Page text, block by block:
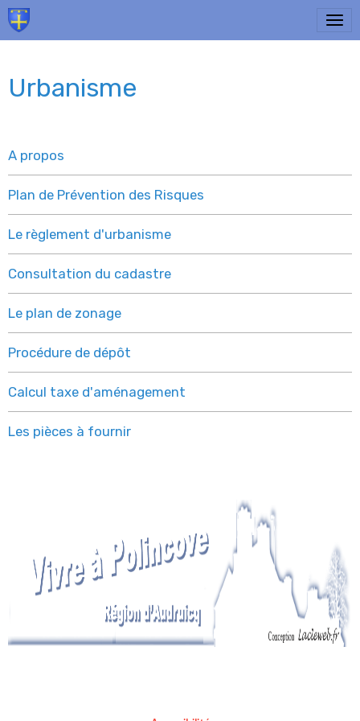
Urbanisme
A propos
Plan de Prévention des Risques
Le règlement d'urbanisme
Consultation du cadastre
Le plan de zonage
Procédure de dépôt
Calcul taxe d'aménagement
Les pièces à fournir